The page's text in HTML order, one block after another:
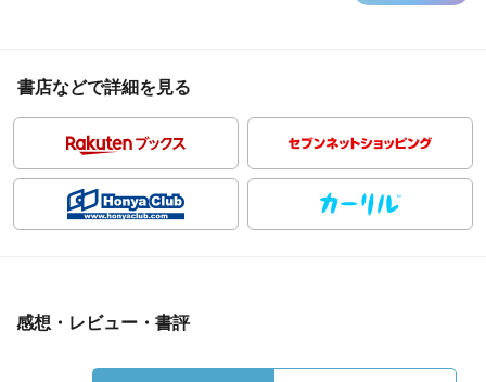
書店などで詳細を見る
感想・レビュー・書評